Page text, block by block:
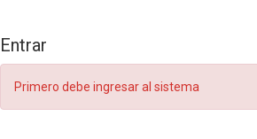
Entrar
Primero debe ingresar al sistema